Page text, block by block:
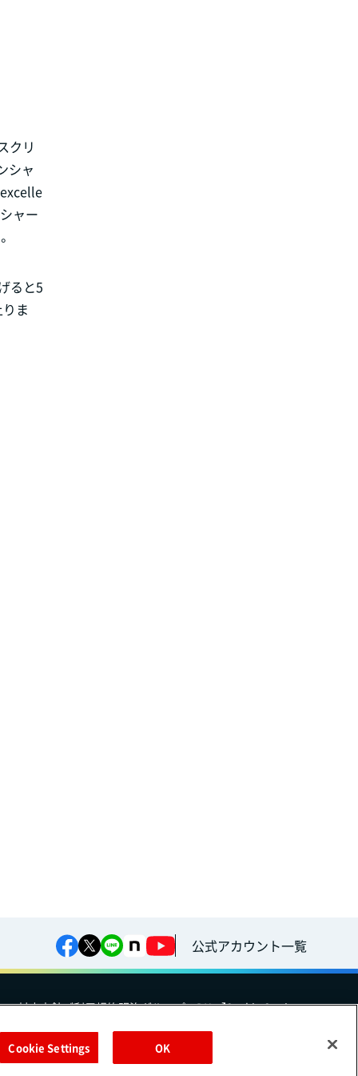
クリ
シャ
excelle
ャー
ると5
ま
公式アカウント一覧
の対応方針ご利用規約明治グループのDX Cookie Settings
式会社 （EN ｜ Meiji Seika ファルマ株式会社
Cookie Settings OK